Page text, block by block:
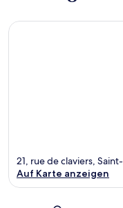
21, rue de claviers,
Auf Karte anzeigen